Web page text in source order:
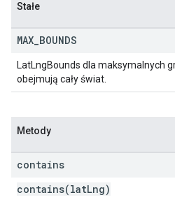
Stałe
MAX BOUNDS
LatLngBounds dla maksymalnych
obejmują cały świat.
Metody
contains
contains(latLng)